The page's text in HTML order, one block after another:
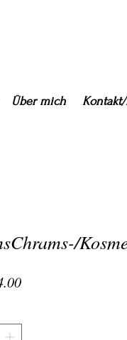
Über mich
Preis